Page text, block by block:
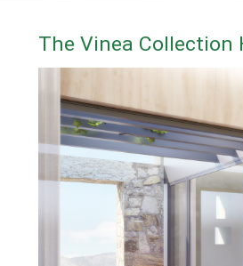
The Vinea Collection